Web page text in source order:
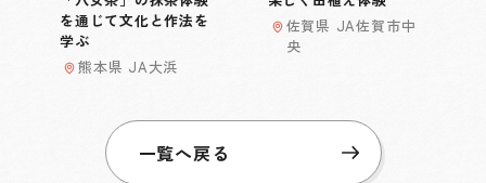
を通じて文化と作法を
学ぶ
熊本県 JA大浜
佐賀県 JA佐賀市中
央
一覧へ戻る